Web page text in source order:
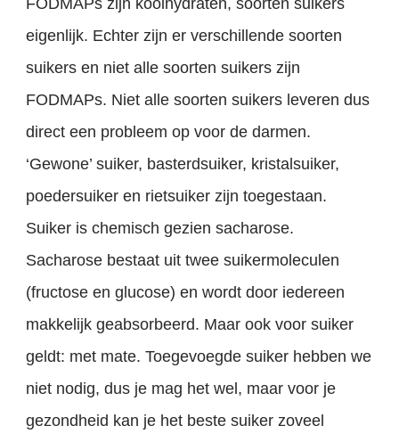
eigenlijk. Echter zijn er verschillende soorten
suikers en niet alle soorten suikers zijn
FODMAPs. Niet alle soorten suikers leveren dus
direct een probleem op voor de darmen.
‘Gewone’ suiker, basterdsuiker, kristalsuiker,
poedersuiker en rietsuiker zijn toegestaan.
Suiker is chemisch gezien sacharose.
Sacharose bestaat uit twee suikermoleculen
(fructose en glucose) en wordt door iedereen
makkelijk geabsorbeerd. Maar ook voor suiker
geldt: met mate. Toegevoegde suiker hebben we
niet nodig, dus je mag het wel, maar voor je
gezondheid kan je het beste suiker zoveel